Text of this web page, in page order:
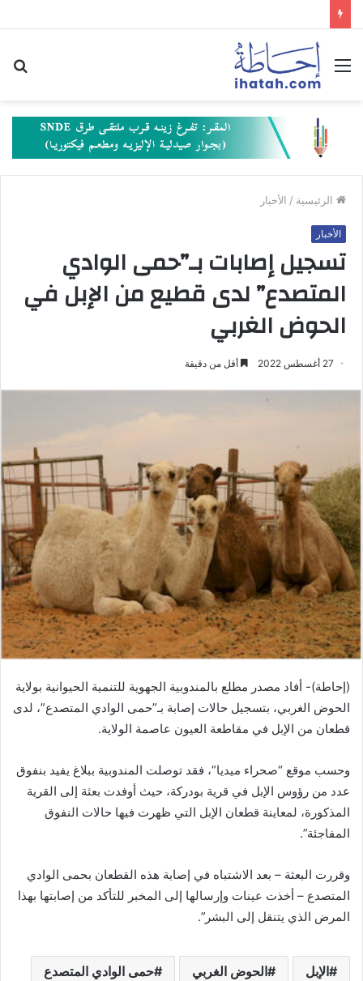
القائمة
الرئيسية / الأخبار
الأخبار
تسجيل إصابات بـ”حمى الوادي
المتصدع” لدى قطيع من الإبل في
الحوض الغربي
27 أغسطس 2022 أقل من دقيقة
(إحاطة)- أفاد مصدر مطلع بالمندوبية الجهوية للتنمية الحيوانية بولاية
الحوض الغربي، بتسجيل حالات إصابة بـ”حمى الوادي المتصدع”، لدى
قطعان من الإبل في مقاطعة العيون عاصمة الولاية.
وحسب موقع “صحراء ميديا”، فقد توصلت المندوبية ببلاغ يفيد بنفوق
عدد من رؤوس الإبل في قرية بودركة، حيث أوفدت بعثة إلى القرية
المذكورة، لمعاينة قطعان الإبل التي ظهرت فيها حالات النفوق
المفاجئة”.
وقررت البعثة – بعد الاشتباه في إصابة هذه القطعان بحمى الوادي
المتصدع – أخذت عينات وإرسالها إلى المخبر للتأكد من إصابتها بهذا
المرض الذي يتنقل إلى البشر”.
الإبل الحوض الغربي حمى الوادي المتصدع